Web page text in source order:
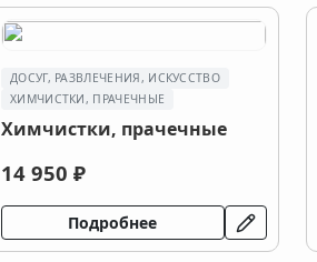
ДОСУГ, РАЗВЛЕЧЕНИЯ, ИСКУССТВО
ХИМЧИСТКИ, ПРАЧЕЧНЫЕ
Химчистки, прачечные
14 950 ₽
Подробнее